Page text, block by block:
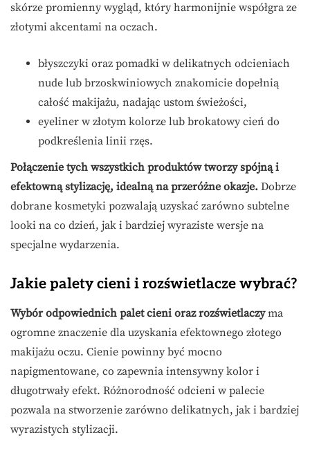
skórze promienny wygląd, który harmonijnie współgra ze
złotymi akcentami na oczach.
błyszczyki oraz pomadki w delikatnych odcieniach
nude lub brzoskwiniowych znakomicie dopełnią
całość makijażu, nadając ustom świeżości,
eyeliner w złotym kolorze lub brokatowy cień do
podkreślenia linii rzęs.
Połączenie tych wszystkich produktów tworzy spójną i
efektowną stylizację, idealną na przeróżne okazje. Dobrze
dobrane kosmetyki pozwalają uzyskać zarówno subtelne
looki na co dzień, jak i bardziej wyraziste wersje na
specjalne wydarzenia.
Jakie palety cieni i rozświetlacze wybrać?
Wybór odpowiednich palet cieni oraz rozświetlaczyma
ogromne znaczenie dla uzyskania efektownego złotego
makijażu oczu. Cienie powinny być mocno
napigmentowane, co zapewnia intensywny kolor i
długotrwały efekt. Różnorodność odcieni w palecie
pozwala na stworzenie zarówno delikatnych, jak i bardziej
wyrazistych stylizacji.